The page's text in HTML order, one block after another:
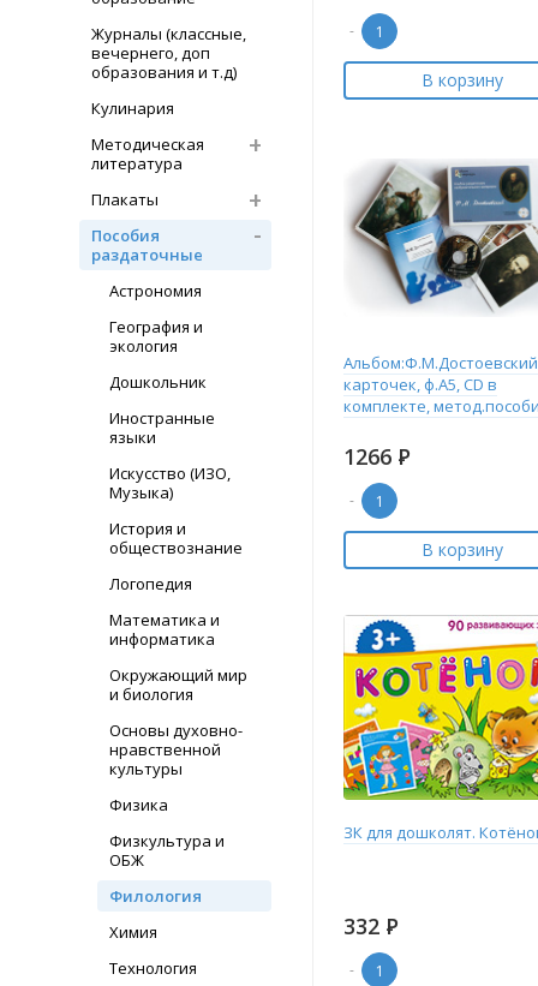
Журналы (классные,
вечернего, доп
образования и т.д)
Кулинария
Методическая
литература
Плакаты
Пособия
раздаточные
Астрономия
География и
экология
Дошкольник
Иностранные
языки
Искусство (ИЗО,
Музыка)
История и
обществознание
Логопедия
Математика и
информатика
Окружающий мир
и биология
Основы духовно-
нравственной
культуры
Физика
Физкультура и
ОБЖ
Филология
Химия
Технология
-
В корзину
карточек, ф.А5, CD в
комплекте,
1266 Р
-
В корзину
ЗК для дошколят.
332 Р
-